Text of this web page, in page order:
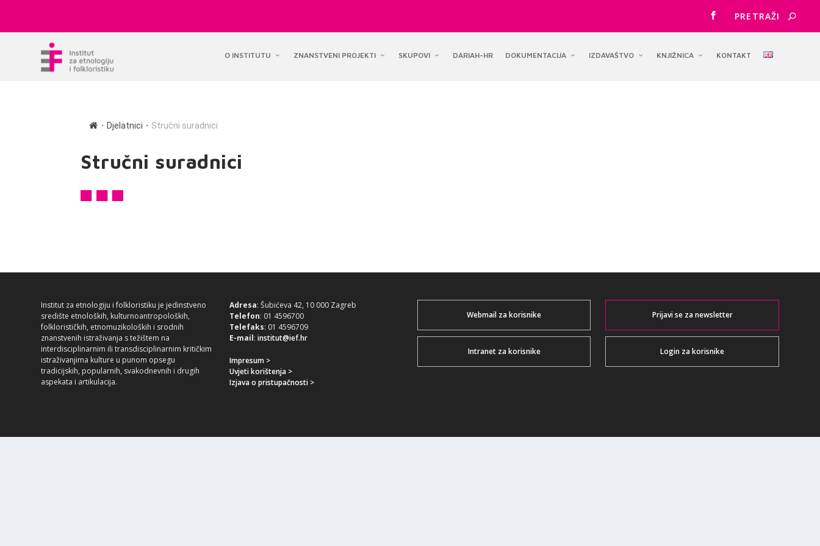
O INSTITUTU ZNANSTVENI PROJEKTI SKUPOVI DARIAH-HR DOKUMENTACIJA IZDAVAŠTVO KNJIŽNICA KONTAKT
∙ Djelatnici ∙ Stručni suradnici
Stručni suradnici
Institut za etnologiju i folkloristiku je jedinstveno
središte etnoloških, kulturnoantropoloških,
folklorističkih, etnomuzikoloških i srodnih
znanstvenih istraživanja s težištem na
interdisciplinarnim ili transdisciplinarnim kritičkim
istraživanjima kulture u punom opsegu
tradicijskih, popularnih, svakodnevnih i drugih
aspekata i artikulacija.
Adresa: Šubićeva 42, 10 000 Zagreb
Telefon: 01 4596700
Telefaks: 01 4596709
E-mail: institut@ief.hr
Impresum >
Uvjeti korištenja >
Izjava o pristupačnosti >
Webmail za korisnike
Intranet za korisnike
Prijavi se za newsletter
Login za korisnike